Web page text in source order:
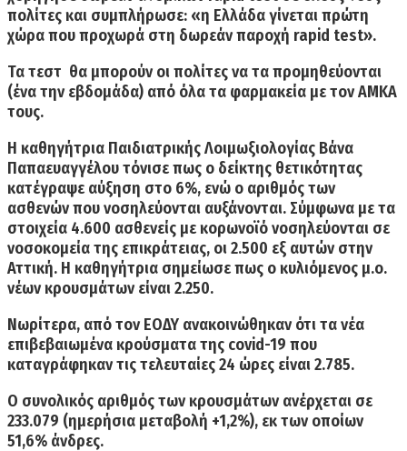
πολίτεςκαι συμπλήρωσε: «η Ελλάδα γίνεται πρώτη
χώρα που προχωρά στη δωρεάν παροχή rapid test».
Τα τεστ θα μπορούν οι πολίτες να τα προμηθεύονται
(ένα την εβδομάδα) από όλα τα φαρμακεία με τονΑΜΚΑ
τους.
Η καθηγήτρια Παιδιατρικής Λοιμωξιολογίας Βάνα
Παπαευαγγέλου τόνισε πως ο δείκτης θετικότητας
κατέγραψε αύξηση στο 6%, ενώ ο αριθμός των
ασθενών που νοσηλεύονται αυξάνονται. Σύμφωνα με τα
στοιχεία 4.600 ασθενείς με κορωνοϊό νοσηλεύονται σε
νοσοκομεία της επικράτειας, οι 2.500 εξ αυτών στην
Αττική. Η καθηγήτρια σημείωσε πως ο κυλιόμενος μ.ο.
νέων κρουσμάτων είναι 2.250.
Νωρίτερα, από τον ΕΟΔΥ ανακοινώθηκαν ότι τανέα
επιβεβαιωμένα κρούσματατης covid-19 που
καταγράφηκαν τις τελευταίες 24 ώρες είναι2.785.
Ο συνολικός αριθμός των κρουσμάτων ανέρχεται σε
233.079 (ημερήσια μεταβολή +1,2%), εκ των οποίων
51,6% άνδρες.